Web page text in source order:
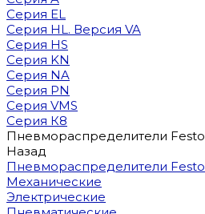
Серия EL
Серия HL. Версия VA
Серия HS
Серия KN
Серия NA
Серия PN
Серия VMS
Серия К8
Пневмораспределители Festo
Назад
Пневмораспределители Festo
Механические
Электрические